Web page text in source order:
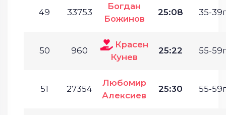
49 33753
Богдан
Божинов
25:08 35-
50 960
Красен
Кунев
25:22 55-
51 27354
Любомир
Алексиев
25:30 55-